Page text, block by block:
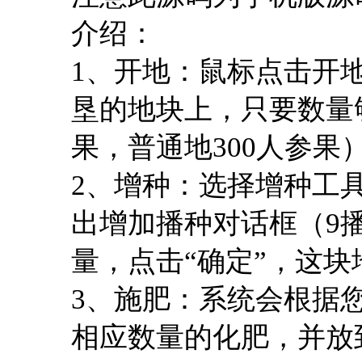
介绍：
1、开地：鼠标点击开
垦的地块上，只要数
果，普通地300人参果
2、增种：选择增种工
出增加播种对话框（9
量，点击“确定”，这
3、施肥：系统会根据
相应数量的化肥，并